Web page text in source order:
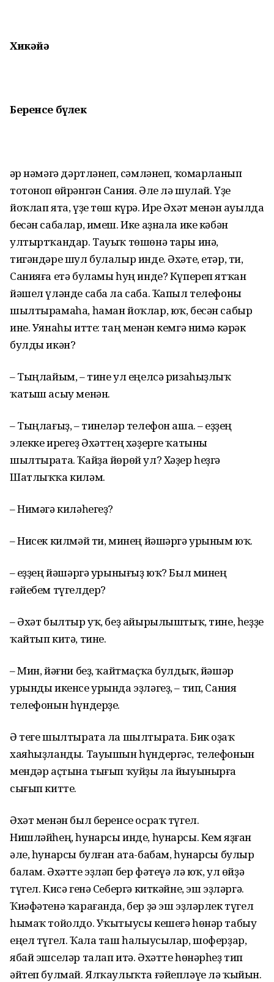
Хикәйә
Беренсе бүлек
Һәр нәмәгә дәртләнеп, сәмләнеп, ҡомарланып
тотоноп өйрәнгән Сания. Әле лә шулай. Үҙе
йоҡлап ята, үҙе төш күрә. Ире Әхәт менән ауылда
бесән сабалар, имеш. Ике аҙнала ике кәбән
ултыртҡандар. Тауыҡ төшөнә тары инә,
тигәндәре шул булалыр инде. Әхәте, етәр, ти,
Санияға етә буламы һуң инде? Күпереп ятҡан
йәшел үләнде саба ла саба. Ҡапыл телефоны
шылтырамаһа, һаман йоҡлар, юҡ, бесән сабыр
ине. Уянаһы итте: таң менән кемгә нимә кәрәк
булды икән?
– Тыңлайым, – тине ул еңелсә ризаһыҙлыҡ
ҡатыш асыу менән.
– Тыңлағыҙ, – тинеләр телефон аша. – Һеҙҙең
элекке ирегеҙ Әхәттең хәҙерге ҡатыны
шылтырата. Ҡайҙа йөрөй ул? Хәҙер һеҙгә
Шатлыҡҡа киләм.
– Нимәгә киләһегеҙ?
– Нисек килмәй ти, минең йәшәргә урыным юҡ.
– Һеҙҙең йәшәргә урынығыҙ юҡ? Был минең
ғәйебем түгелдер?
– Әхәт былтыр уҡ, беҙ айырылыштыҡ, тине, һеҙҙе
ҡайтып китә, тине.
– Мин, йәғни беҙ, ҡайтмаҫҡа булдыҡ, йәшәр
урынды икенсе урында эҙләгеҙ, – тип, Сания
телефонын һүндерҙе.
Ә теге шылтырата ла шылтырата. Бик оҙаҡ
хаяһыҙланды. Тауышын һүндергәс, телефонын
мендәр аҫтына тығып ҡуйҙы ла йыуынырға
сығып китте.
Әхәт менән был беренсе осраҡ түгел.
Нишләйһең, һунарсы инде, һунарсы. Кем яҙған
әле, һунарсы булған ата-бабам, һунарсы булыр
балам. Әхәтте эҙләп бер фәтеүә лә юҡ, ул өйҙә
түгел. Кисә генә Себергә киткәйне, эш эҙләргә.
Ҡиәфәтенә ҡарағанда, бер ҙә эш эҙләрлек түгел
һымаҡ тойолдо. Уҡытыусы кешегә һөнәр табыу
еңел түгел. Ҡала таш һалыусылар, шоферҙар,
ябай эшселәр талап итә. Әхәтте һөнәрһеҙ тип
әйтеп булмай. Ялҡаулыҡта ғәйепләүе лә ҡыйын.